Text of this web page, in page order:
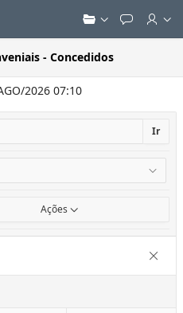
- Concedidos
2026 07:10
Ir
Ações